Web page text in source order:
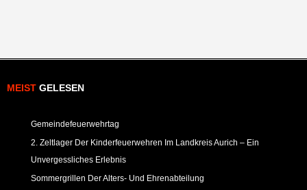
MEIST GELESEN
Gemeindefeuerwehrtag
2. Zeltlager Der Kinderfeuerwehren Im Landkreis Aurich – Ein
Unvergessliches Erlebnis
Sommergrillen Der Alters- Und Ehrenabteilung